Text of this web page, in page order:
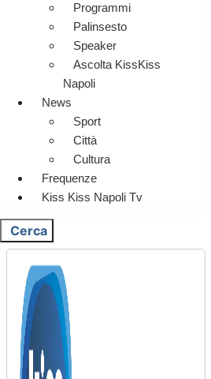
Programmi
Palinsesto
Speaker
Ascolta KissKiss
Napoli
News
Sport
Città
Cultura
Frequenze
Kiss Kiss Napoli Tv
Cerca